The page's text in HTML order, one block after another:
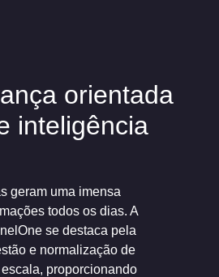
orientada
inteligência
geram uma imensa
todos os dias. A
se destaca pela
e normalização de
proporcionando